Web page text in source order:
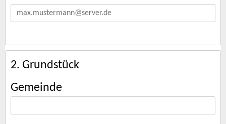
2. Grundstück
Gemeinde